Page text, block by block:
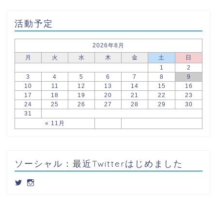
活動予定
2026年8月
月
火 水 木 金 土 日
« 11月
1
2
3
4 5 6 7 8
9
10
11 12 13 14 15
16
17
18 19 20 21 22
23
24
25 26 27 28 29
30
31
ソーシャル：最近Twitterはじめました